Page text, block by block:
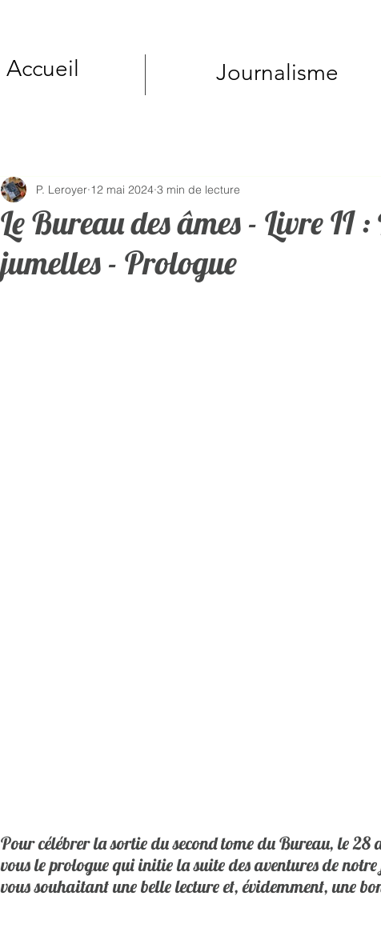
Accueil Journalisme
Le Bureau des âmes - Livre II :
jumelles - Prologue
P. Leroyer 12 mai 2024 3 min de lecture
Pour célébrer la sortie du second tome du Bureau, le
vous le prologue qui initie la suite des aventures de
vous souhaitant une belle lecture et, évidemment, une